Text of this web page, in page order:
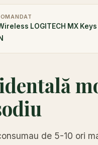
LOGITECH MX
de 5-10 ori